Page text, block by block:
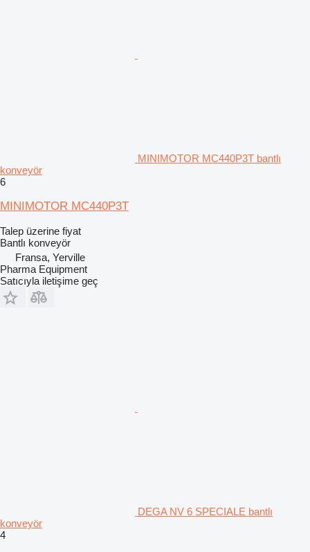
MINIMOTOR MC440P3T bantlı
konveyör
6
MINIMOTOR MC440P3T
Talep üzerine fiyat
Bantlı konveyör
Fransa, Yerville
Pharma Equipment
Satıcıyla iletişime geç
DEGA NV 6 SPECIALE bantlı
konveyör
4